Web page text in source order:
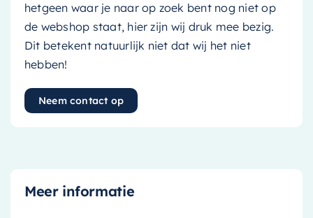
hetgeen waar je naar op zoek bent nog niet op
de webshop staat, hier zijn wij druk mee bezig.
Dit betekent natuurlijk niet dat wij het niet
hebben!
Neem contact op
Meer informatie